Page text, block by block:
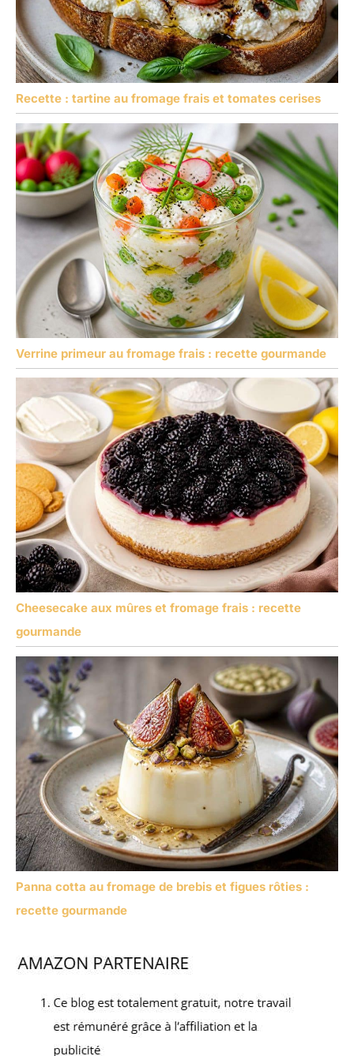
Recette : tartine au fromage frais et tomates cerises
Verrine primeur au fromage frais : recette gourmande
Cheesecake aux mûres et fromage frais : recette
gourmande
Panna cotta au fromage de brebis et figues rôties :
recette gourmande